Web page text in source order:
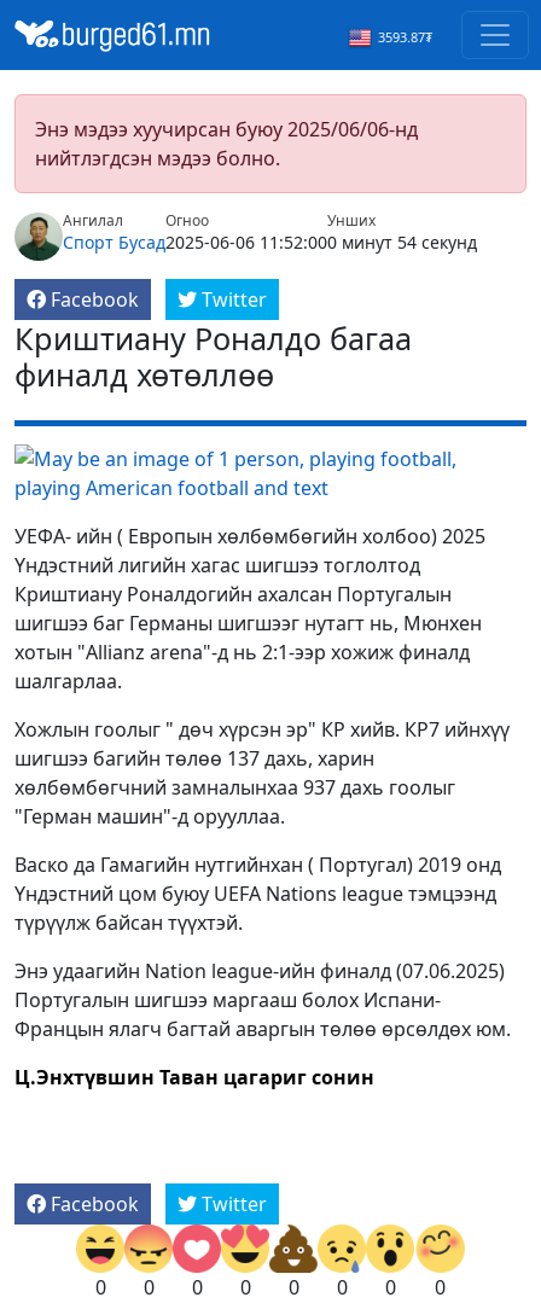
3593.87₮
Энэ мэдээ хуучирсан буюу 2025/06/06-нд
нийтлэгдсэн мэдээ болно.
Ангилал
Спорт Бусад
Огноо
2025-06-06 11:52:00
Унших
0 минут 54 секунд
Facebook Twitter
Криштиану Роналдо багаа
финалд хөтөллөө
УЕФА- ийн ( Европын хөлбөмбөгийн холбоо) 2025
Үндэстний лигийн хагас шигшээ тоглолтод
Криштиану Роналдогийн ахалсан Португалын
шигшээ баг Германы шигшээг нутагт нь, Мюнхен
хотын "Allianz arena"-д нь 2:1-ээр хожиж финалд
шалгарлаа.
Хожлын гоолыг " дөч хүрсэн эр" КР хийв. КР7 ийнхүү
шигшээ багийн төлөө 137 дахь, харин
хөлбөмбөгчний замналынхаа 937 дахь гоолыг
"Герман машин"-д орууллаа.
Васко да Гамагийн нутгийнхан ( Португал) 2019 онд
Үндэстний цом буюу UEFA Nations league тэмцээнд
түрүүлж байсан түүхтэй.
Энэ удаагийн Nation league-ийн финалд (07.06.2025)
Португалын шигшээ маргааш болох Испани-
Францын ялагч багтай аваргын төлөө өрсөлдөх юм.
Ц.Энхтүвшин Таван цагариг сонин
Facebook Twitter
0 0 0 0 0 0 0 0